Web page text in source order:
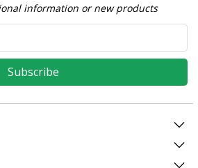
information or new products
Subscribe